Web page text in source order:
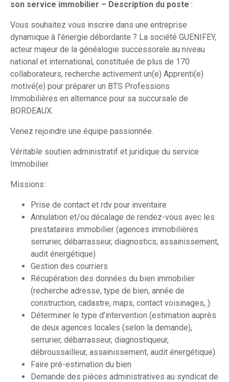
son service immobilier – Description du poste :
Vous souhaitez vous inscrire dans une entreprise
dynamique à l’énergie débordante ? La société GUENIFEY,
acteur majeur de la généalogie successorale au niveau
national et international, constituée de plus de 170
collaborateurs, recherche activement un(e) Apprenti(e)
motivé(e) pour préparer un BTS Professions
Immobilières en alternance pour sa succursale de
BORDEAUX.
Venez rejoindre une équipe passionnée.
Véritable soutien administratif et juridique du service
Immobilier
Missions :
Prise de contact et rdv pour inventaire
Annulation et/ou décalage de rendez-vous avec les
prestataires immobilier (agences immobilières
serrurier, débarrasseur, diagnostics, assainissement,
audit énergétique)
Gestion des courriers
Récupération des données du bien immobilier
(recherche adresse, type de bien, année de
construction, cadastre, maps, contact voisinages, ).
Déterminer le type d’intervention (estimation auprès
de deux agences locales (selon la demande),
serrurier, débarrasseur, diagnostiqueur,
débroussailleur, assainissement, audit énergétique).
Faire pré-estimation du bien
Demande des pièces administratives au syndicat de